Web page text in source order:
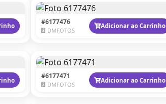
#6177476
DMFOTOS
Adicionar ao Carrinho
#6177471
DMFOTOS
Adicionar ao Carrinho